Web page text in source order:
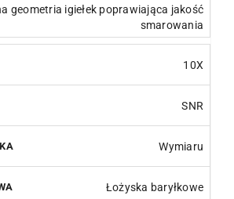
geometria igiełek poprawiająca jakość
smarowania
10X
SNR
Wymiaru
Łożyska baryłkowe